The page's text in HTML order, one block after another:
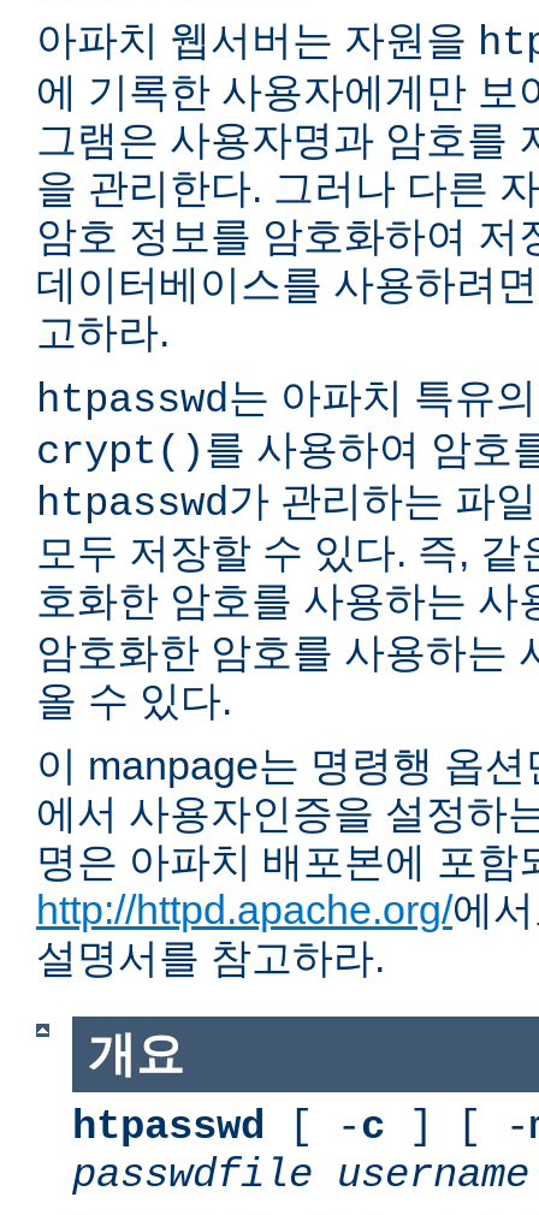
아파치 웹서버는 자원을
에 기록한 사용자에게만 보
그램은 사용자명과 암호를
을 관리한다. 그러나 다른
암호 정보를 암호화하여 저
데이터베이스를 사용하려
고하라.
htpasswd는 아파치 특유
crypt()를 사용하여 암호
htpasswd가 관리하는 파
모두 저장할 수 있다. 즉,
호화한 암호를 사용하는
암호화한 암호를 사용하는
올 수 있다.
이 manpage는 명령행 옵
에서 사용자인증을 설정하
명은 아파치 배포본에 포함
http://httpd.apache.org/에
설명서를 참고하라.
개요
htpasswd [ -c ] [ -
passwdfile
username